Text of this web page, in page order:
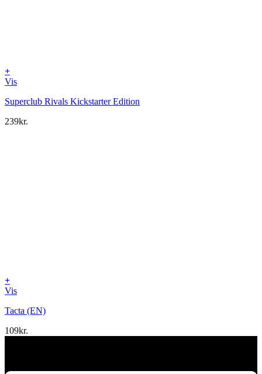
+
Vis
Superclub Rivals Kickstarter Edition
239kr.
+
Vis
Tacta (EN)
109kr.